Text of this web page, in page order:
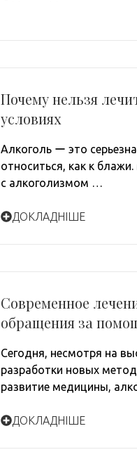
Почему нельзя
условиях
Алкоголь ー это
относиться, как к
с алкоголизмом …
ДОКЛАДНІШЕ
Современное
обращения за
Сегодня, несмотря на
разработки новых
развитие медицины,
ДОКЛАДНІШЕ